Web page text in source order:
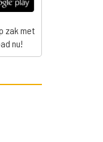
zak met
nu!